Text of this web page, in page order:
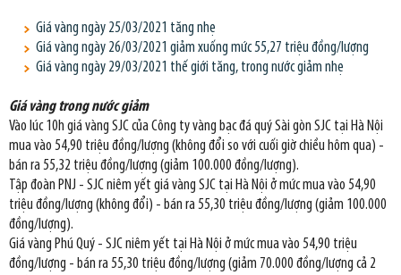
Giá vàng ngày 25/03/2021 tăng nhẹ
Giá vàng ngày 26/03/2021 giảm xuống mức 55,27 triệu đồng/lượng
Giá vàng ngày 29/03/2021 thế giới tăng, trong nước giảm nhẹ
Giá vàng trong nước giảm
Vào lúc 10h giá vàng SJC của Công ty vàng bạc đá quý Sài gòn SJC tại Hà Nội
mua vào 54,90 triệu đồng/lượng (không đổi so với cuối giờ chiều hôm qua) -
bán ra 55,32 triệu đồng/lượng (giảm 100.000 đồng/lượng).
Tập đoàn PNJ - SJC niêm yết giá vàng SJC tại Hà Nội ở mức mua vào 54,90
triệu đồng/lượng (không đổi) - bán ra 55,30 triệu đồng/lượng (giảm 100.000
đồng/lượng).
Giá vàng Phú Quý - SJC niêm yết tại Hà Nội ở mức mua vào 54,90 triệu
đồng/lượng - bán ra 55,30 triệu đồng/lượng (giảm 70.000 đồng/lượng cả 2